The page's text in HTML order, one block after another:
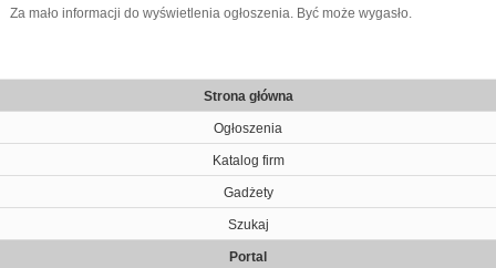
Za mało informacji do wyświetlenia ogłoszenia. Być może wygasło.
Strona główna
Ogłoszenia
Katalog firm
Gadżety
Szukaj
Portal